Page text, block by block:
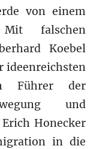
von einem
Mit falschen
Koebel
ideenreichsten
Führer der
und
Honecker
in die